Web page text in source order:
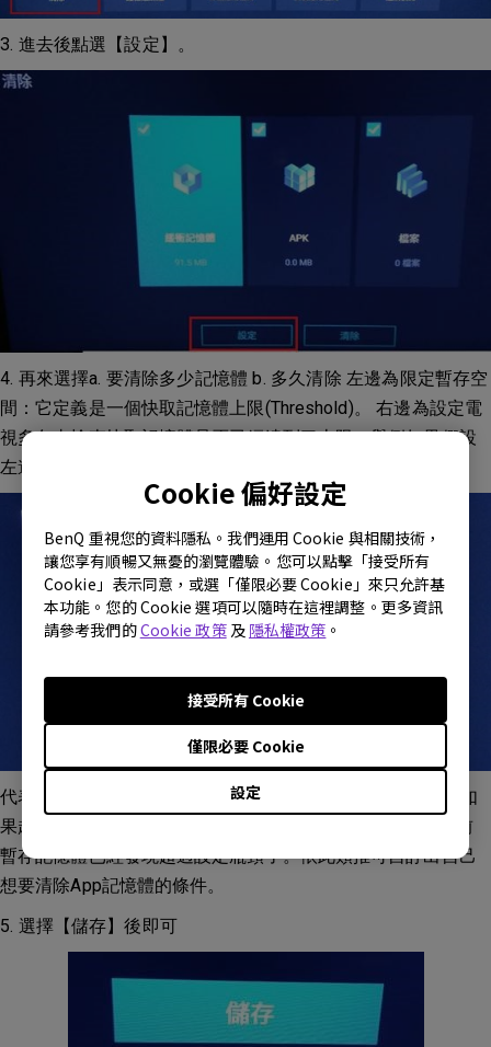
Cookie 偏好設定
BenQ 重視您的資料隱私。我們運用 Cookie 與相關技術，
讓您享有順暢又無憂的瀏覽體驗。您可以點擊「接受所有
Cookie」表示同意，或選「僅限必要 Cookie」來只允許基
本功能。您的 Cookie 選項可以隨時在這裡調整。更多資訊
請參考我們的Cookie 政策及 隱私權政策 。
設定
僅限必要 Cookie
接受所有 Cookie
3. 進去後點選【設定】。
4. 再來選擇a. 要清除多少記憶體 b. 多久清除 左邊為限定暫存空
間：它定義是一個快取記憶體上限(Threshold)。 右邊為設定電
視多久去檢查快取記憶體是否已經達到了上限。舉例如果假設
左邊設100MB，右邊設1小時,
代表著說: 每1個小時電視會檢查目前使用中的cache為多少, 如
果超過100MB水平, 電視會開始清理Cache, 因為電視發現目前
暫存記憶體已經發現超過設定瓶頸了。依此類推可自訂出自己
想要清除App記憶體的條件。
5. 選擇【儲存】後即可